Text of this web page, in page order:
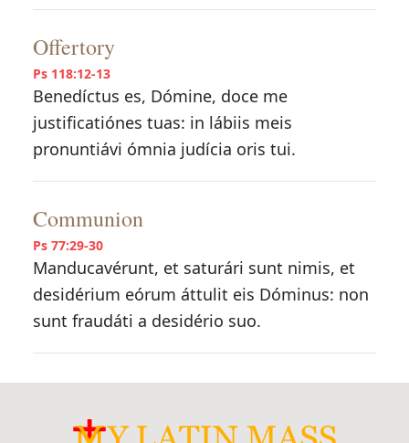
Offertory
Ps 118:12-13
Benedíctus es, Dómine, doce me
justificatiónes tuas: in lábiis meis
pronuntiávi ómnia judícia oris tui.
Communion
Ps 77:29-30
Manducavérunt, et saturári sunt nimis, et
desidérium eórum áttulit eis Dóminus: non
sunt fraudáti a desidério suo.